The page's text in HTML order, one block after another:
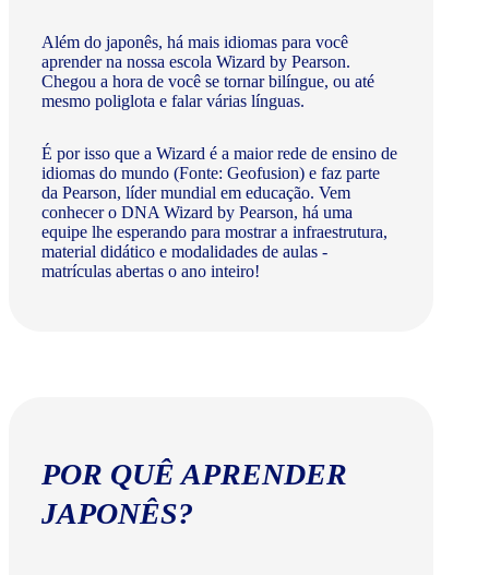
Além do japonês, há mais idiomas para você
aprender na nossa escola Wizard by Pearson.
Chegou a hora de você se tornar bilíngue, ou até
mesmo poliglota e falar várias línguas.
É por isso que a Wizard é a maior rede de ensino de
idiomas do mundo (Fonte: Geofusion) e faz parte
da Pearson, líder mundial em educação. Vem
conhecer o DNA Wizard by Pearson, há uma
equipe lhe esperando para mostrar a infraestrutura,
material didático e modalidades de aulas -
matrículas abertas o ano inteiro!
POR QUÊ APRENDER
JAPONÊS?